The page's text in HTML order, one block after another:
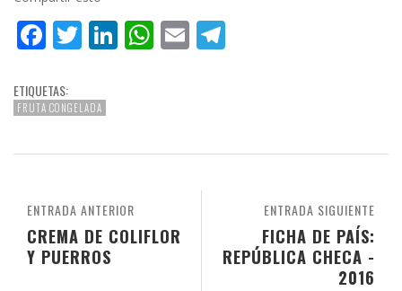
Facebook
Twitter
LinkedIn
WhatsApp
Email
ETIQUETAS:
FRUTA CONGELADA
ENTRADA SIGUIENTE
FICHA DE PAÍS:
REPÚBLICA CHECA -
2016
ENTRADA ANTERIOR
CREMA DE COLIFLOR
Y PUERROS